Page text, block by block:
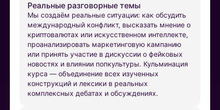
Реальные разговорные темы
Мы создаём реальные ситуации: как обсудить
международный конфликт, высказать мнение о
криптовалютах или искусственном интеллекте,
проанализировать маркетинговую кампанию
или принять участие в дискуссии о фейковых
новостях и влиянии попкультуры. Кульминация
курса — объединение всех изученных
конструкций и лексики в реальных
комплексных дебатах и обсуждениях.